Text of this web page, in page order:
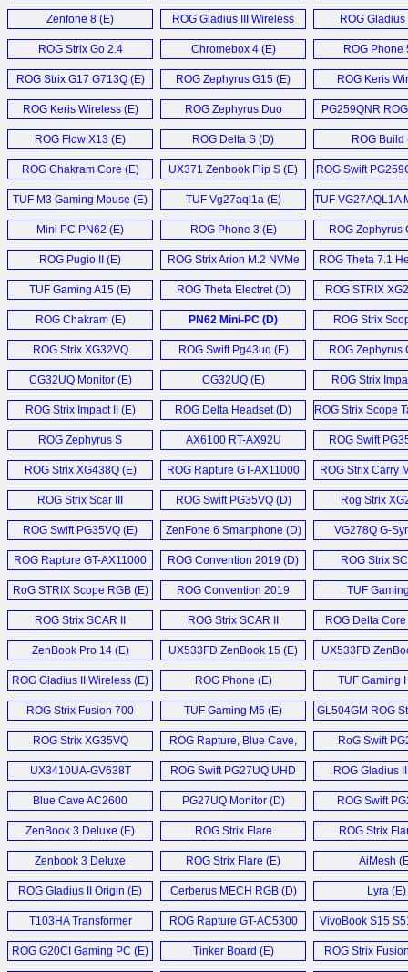
Monitor (E)
Gaming
Zenfone 8 (E)
ROG Gladius III Wireless
Mouse (E)
ROG Gladius
ROG Strix Go 2.4
Headset (D)
Chromebox 4 (E) ROG Phone
ROG Strix G17 G713Q (E) ROG Zephyrus G15 (E)
ROG Keris
Mouse
ROG Keris Wireless (E)
ROG Zephyrus Duo
GX551 (E)
PG259QNR
ROG Flow X13 (E) ROG Delta S (D) ROG Build
ROG Chakram Core (E) UX371 Zenbook Flip S (E)
ROG Swift
Monitor
TUF M3 Gaming Mouse (E)
TUF Vg27aql1a (E) TUF VG27AQL1A
Mini PC PN62 (E) ROG Phone 3 (E) ROG Zephyrus
ROG Pugio II (E)
ROG Strix Arion M.2 NVMe
SSD Enclosure (E)
ROG Theta 7.1
TUF Gaming A15 (E) ROG Theta Electret (D) ROG STRIX
ROG Chakram (E) PN62 Mini-PC (D)
ROG Strix
Deluxe
ROG Strix XG32VQ
Monitor (E)
ROG Swift Pg43uq (E) ROG Zephyrus
CG32UQ Monitor (E) CG32UQ (E) ROG Strix
ROG Strix Impact II (E) ROG Delta Headset (D) ROG Strix Scope
ROG Zephyrus S
GX502GW (D)
AX6100 RT-AX92U
Router (D)
ROG Swift
ROG Strix XG438Q (E)
ROG Rapture GT-AX11000
Router (E)
ROG Strix Carry
ROG Strix Scar III
G531GW (E)
ROG Swift PG35VQ (D)
Rog Strix
Monitor
ROG Swift PG35VQ (E)
ZenFone 6 Smartphone (D)
VG278Q G-
Freesync
Monitor
ROG Rapture GT-AX11000
Router (E)
ROG Convention 2019 (D)
ROG Strix
Notebook
RoG STRIX Scope RGB (E)
ROG Convention 2019
Coverage (E)
TUF
Keyboard
ROG Strix SCAR II
GL504GV (E)
ROG Strix SCAR II
Laptop (E)
ROG Delta
Headset
ZenBook Pro 14 (E)
UX533FD ZenBook 15 (E) UX533FD
ROG Gladius II Wireless (E) ROG Phone (E) TUF Gaming
ROG Strix Fusion 700
Headset (D)
TUF Gaming M5 (E)
GL504GM ROG
Laptop
ROG Strix XG35VQ
Monitor (D)
ROG Rapture, Blue Cave,
and Lyra Trio (E)
RoG Swift
Monitor
UX3410UA-GV638T
Notebook (D)
ROG Swift PG27UQ UHD
Gaming Monitor (D)
ROG Gladius
Mouse
Blue Cave AC2600
Router (E)
PG27UQ Monitor (D)
ROG Swift
Monitor
ZenBook 3 Deluxe (E)
ROG Strix Flare
Keyboard (E)
ROG Strix
Zenbook 3 Deluxe
UX490 (E)
ROG Strix Flare (E) AiMesh
ROG Gladius II Origin (E) Cerberus MECH RGB (D) Lyra (E)
T103HA Transformer
Mini (D)
ROG Rapture GT-AC5300
Router (D)
VivoBook S15
ROG G20CI Gaming PC (E) Tinker Board (E) ROG Strix